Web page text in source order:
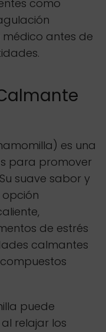
como
antes de
es una
para promover
suave sabor y
de estrés
calmantes
puede
relajar los